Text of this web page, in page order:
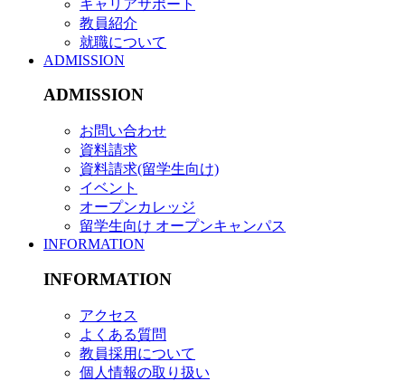
キャリアサポート
教員紹介
就職について
ADMISSION
ADMISSION
お問い合わせ
資料請求
資料請求(留学生向け)
イベント
オープンカレッジ
留学生向け オープンキャンパス
INFORMATION
INFORMATION
アクセス
よくある質問
教員採用について
個人情報の取り扱い